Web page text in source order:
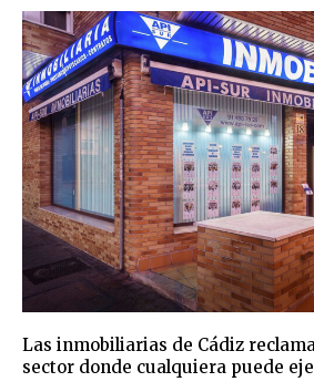
Las inmobiliarias de Cádiz
sector donde cualquiera puede